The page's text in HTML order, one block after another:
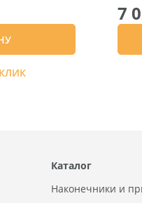
7
Каталог
Наконечники и